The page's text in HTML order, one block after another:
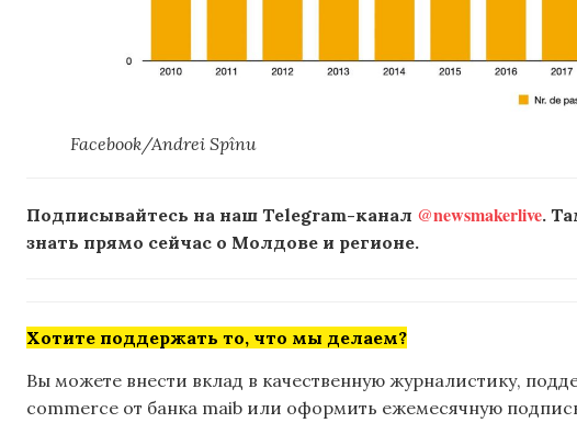
Facebook/Andrei Spînu
Подписывайтесь на наш Telegram-канал @newsmakerlive.
знать прямо сейчас о Молдове и регионе.
Хотите поддержать то, что мы делаем?
Вы можете внести вклад в качественную журналистику,
commerce от банка maib или оформить ежемесячную